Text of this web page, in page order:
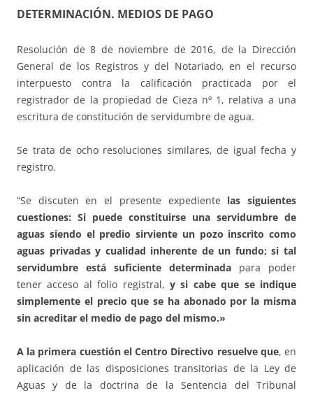
DETERMINACIÓN. MEDIOS DE PAGO
Resolución de 8 de noviembre de 2016, de la Dirección
General de los Registros y del Notariado, en el recurso
interpuesto contra la calificación practicada por el
registrador de la propiedad de Cieza nº 1, relativa a una
escritura de constitución de servidumbre de agua.
Se trata de ocho resoluciones similares, de igual fecha y
registro.
“Se discuten en el presente expediente las siguientes
cuestiones: Si puede constituirse una servidumbre de
aguas siendo el predio sirviente un pozo inscrito como
aguas privadas y cualidad inherente de un fundo; si tal
servidumbre está suficiente determinada para poder
tener acceso al folio registral, y si cabe que se indique
simplemente el precio que se ha abonado por la misma
sin acreditar el medio de pago del mismo.»
A la primera cuestión el Centro Directivo resuelve que, en
aplicación de las disposiciones transitorias de la Ley de
Aguas y de la doctrina de la Sentencia del Tribunal